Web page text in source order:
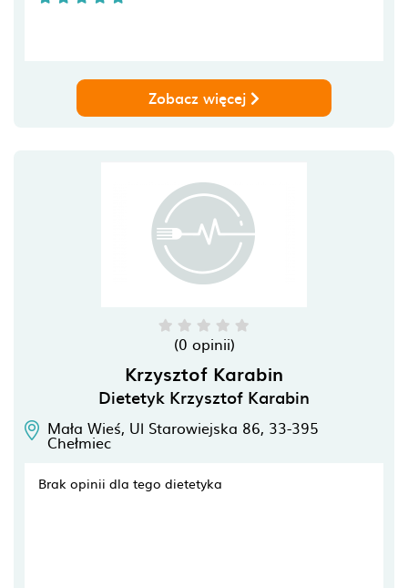
Zobacz więcej
(0 opinii)
Krzysztof Karabin
Dietetyk Krzysztof Karabin
Mała Wieś, Ul Starowiejska 86, 33-395
Chełmiec
Brak opinii dla tego dietetyka